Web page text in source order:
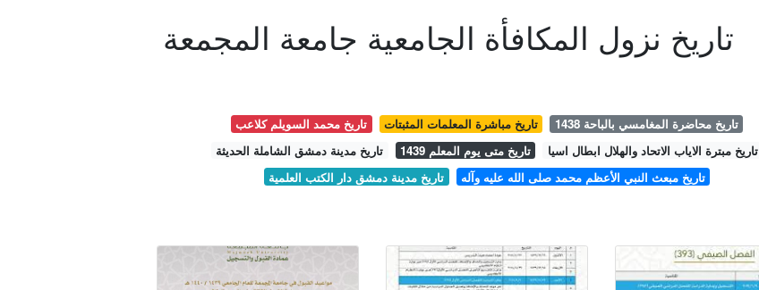
تاريخ نزول المكافأة الجامعية جامعة المجمعة
تاريخ محمد السويلم كلاعب تاريخ مباشرة المعلمات المثبتات
تاريخ محاضرة المغامسي بالباحة 1438
تاريخ مدينة دمشق الشاملة الحديثة
تاريخ متى يوم المعلم 1439
تاريخ مبترة الاياب الاتحاد والهلال ابطال اسيا
تاريخ مدينة دمشق دار الكتب العلمية
تاريخ مبعث النبي الأعظم محمد صلى الله عليه وآله